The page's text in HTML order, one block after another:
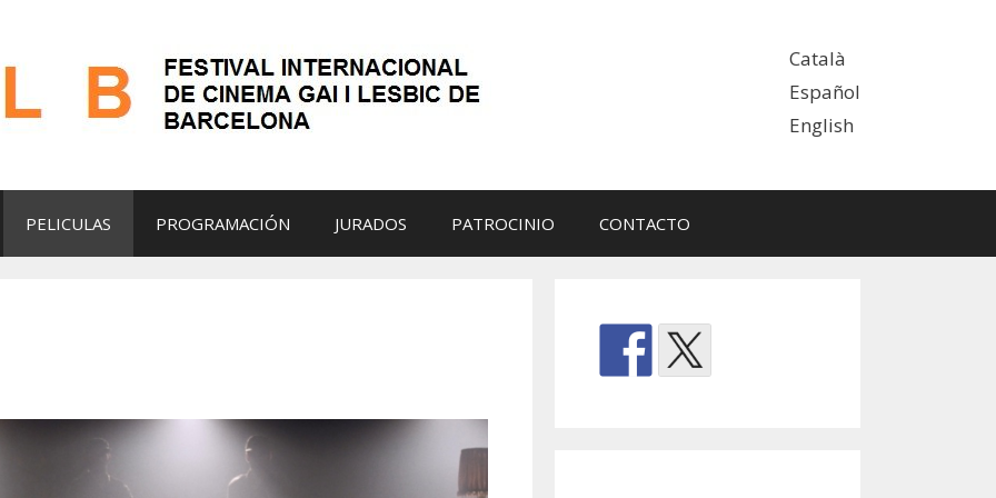
Català
Español
English
PELICULAS PROGRAMACIÓN JURADOS PATROCINIO CONTACTO